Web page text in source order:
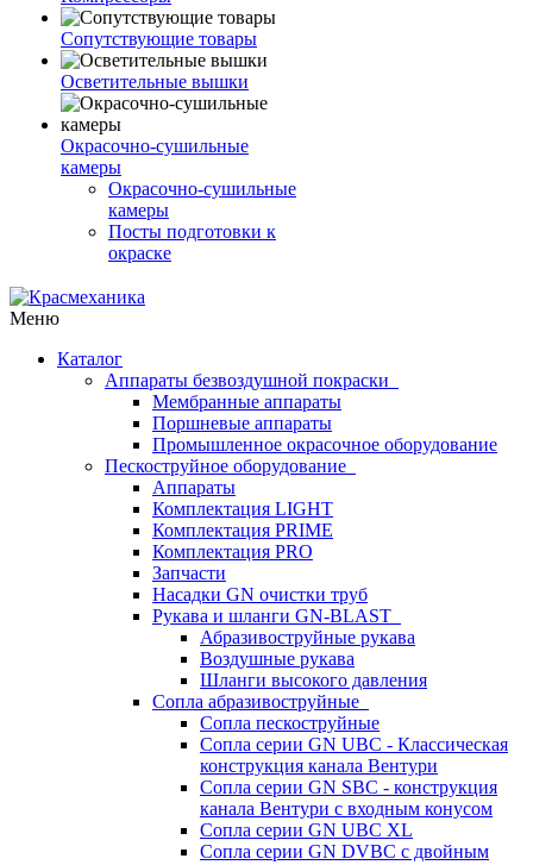
Сопутствующие товары
Осветительные вышки
Окрасочно-сушильные
камеры
Окрасочно-сушильные
камеры
Посты подготовки к
окраске
Меню
Каталог
Аппараты безвоздушной покраски
Мембранные аппараты
Поршневые аппараты
Промышленное окрасочное оборудование
Пескоструйное оборудование
Аппараты
Комплектация LIGHT
Комплектация PRIME
Комплектация PRO
Запчасти
Насадки GN очистки труб
Рукава и шланги GN-BLAST
Абразивоструйные рукава
Воздушные рукава
Шланги высокого давления
Сопла абразивоструйные
Сопла пескоструйные
Сопла серии GN UBC - Классическая
конструкция канала Вентури
Сопла серии GN SBC - конструкция
канала Вентури c входным конусом
Сопла серии GN UBC XL
Сопла серии GN DVBC с двойным